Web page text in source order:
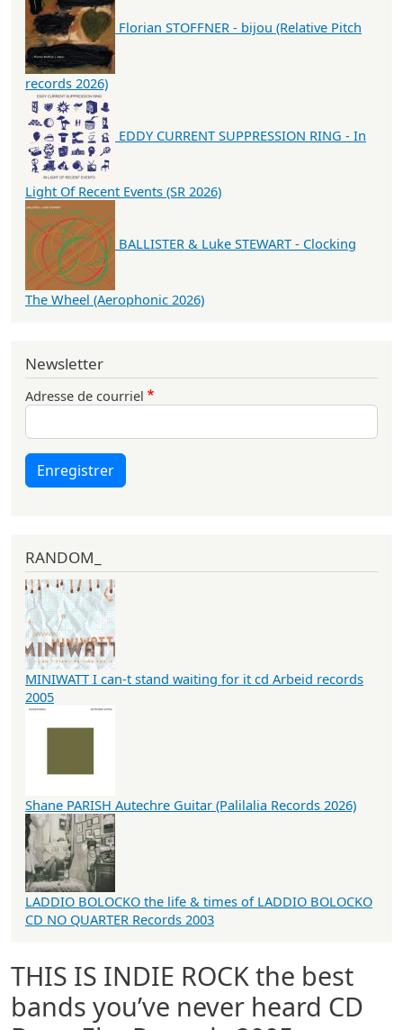
THIS IS INDIE ROCK the best
bands you’ve never heard CD
Florian STOFFNER - bijou (Relative Pitch
records 2026)
EDDY CURRENT SUPPRESSION RING - In
Light Of Recent Events (SR 2026)
BALLISTER & Luke STEWART - Clocking
The Wheel (Aerophonic 2026)
Newsletter
Adresse de courriel
Enregistrer
RANDOM_
MINIWATT I can-t stand waiting for it cd Arbeid records
2005
Shane PARISH Autechre Guitar (Palilalia Records 2026)
LADDIO BOLOCKO the life & times of LADDIO BOLOCKO
CD NO QUARTER Records 2003